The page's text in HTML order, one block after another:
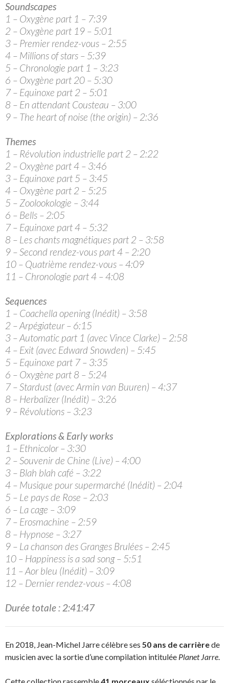
Soundscapes
1 – Oxygène part 1 – 7:39
2 – Oxygène part 19 – 5:01
3 – Premier rendez-vous – 2:55
4 – Millions of stars – 5:39
5 – Chronologie part 1 – 3:23
6 – Oxygène part 20 – 5:30
7 – Equinoxe part 2 – 5:01
8 – En attendant Cousteau – 3:00
9 – The heart of noise (the origin) – 2:36
Themes
1 – Révolution industrielle part 2 – 2:22
2 – Oxygène part 4 – 3:46
3 – Equinoxe part 5 – 3:45
4 – Oxygène part 2 – 5:25
5 – Zoolookologie – 3:44
6 – Bells – 2:05
7 – Equinoxe part 4 – 5:32
8 – Les chants magnétiques part 2 – 3:58
9 – Second rendez-vous part 4 – 2:20
10 – Quatrième rendez-vous – 4:09
11 – Chronologie part 4 – 4:08
Sequences
1 – Coachella opening (Inédit) – 3:58
2 – Arpégiateur – 6:15
3 – Automatic part 1 (avec Vince Clarke) – 2:58
4 – Exit (avec Edward Snowden) – 5:45
5 – Equinoxe part 7 – 3:35
6 – Oxygène part 8 – 5:24
7 – Stardust (avec Armin van Buuren) – 4:37
8 – Herbalizer (Inédit) – 3:26
9 – Révolutions – 3:23
Explorations & Early works
1 – Ethnicolor – 3:30
2 – Souvenir de Chine (Live) – 4:00
3 – Blah blah café – 3:22
4 – Musique pour supermarché (Inédit) – 2:04
5 – Le pays de Rose – 2:03
6 – La cage – 3:09
7 – Erosmachine – 2:59
8 – Hypnose – 3:27
9 – La chanson des Granges Brulées – 2:45
10 – Happiness is a sad song – 5:51
11 – Aor bleu (Inédit) – 3:09
12 – Dernier rendez-vous – 4:08
Durée totale : 2:41:47
En 2018, Jean-Michel Jarre célèbre ses 50 ans de carrièrede
musicien avec la sortie d’une compilation intitulée Planet Jarre.